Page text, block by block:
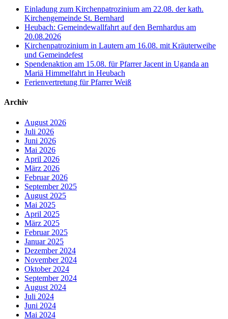
Einladung zum Kirchenpatrozinium am 22.08. der kath.
Kirchengemeinde St. Bernhard
Heubach: Gemeindewallfahrt auf den Bernhardus am
20.08.2026
Kirchenpatrozinium in Lautern am 16.08. mit Kräuterweihe
und Gemeindefest
Spendenaktion am 15.08. für Pfarrer Jacent in Uganda an
Mariä Himmelfahrt in Heubach
Ferienvertretung für Pfarrer Weiß
Archiv
August 2026
Juli 2026
Juni 2026
Mai 2026
April 2026
März 2026
Februar 2026
September 2025
August 2025
Mai 2025
April 2025
März 2025
Februar 2025
Januar 2025
Dezember 2024
November 2024
Oktober 2024
September 2024
August 2024
Juli 2024
Juni 2024
Mai 2024